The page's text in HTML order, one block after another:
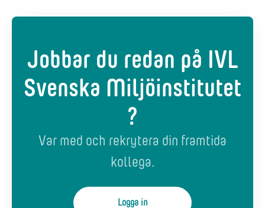
Jobbar du redan på IVL
Svenska Miljöinstitutet
?
Var med och rekrytera din framtida
kollega.
Logga in